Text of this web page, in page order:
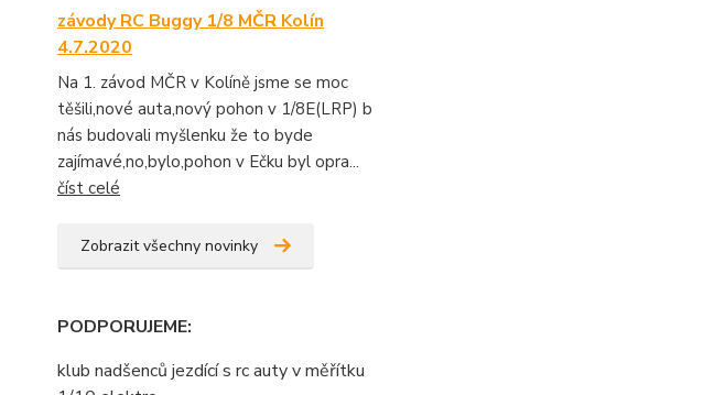
závody RC Buggy 1/8 MČR Kolín
4.7.2020
Na 1. závod MČR v Kolíně jsme se moc
těšili,nové auta,nový pohon v 1/8E(LRP) b
nás budovali myšlenku že to byde
zajímavé,no,bylo,pohon v Ečku byl opra...
číst celé
Zobrazit všechny novinky
PODPORUJEME:
klub nadšenců jezdící s rc auty v měřítku